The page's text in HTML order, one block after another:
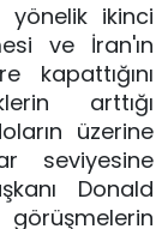
yönelik ikinci
ve İran'ın
kapattığını
arttığı
üzerine
seviyesine
Donald